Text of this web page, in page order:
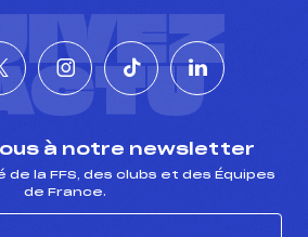
à notre newsletter
de la FFS, des clubs et des Équipes
de France.